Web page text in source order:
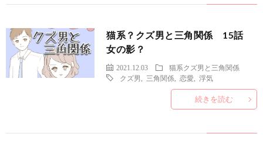
猫系？クズ男と三角関係 15話
女の影？
2021.12.03
猫系クズ男と三角関係
クズ男
三角関係 ,恋愛 ,浮気
続きを読む